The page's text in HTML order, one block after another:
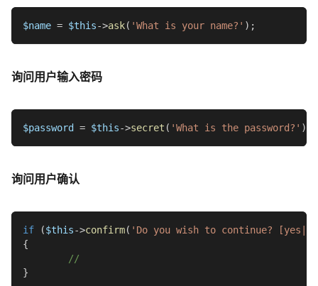
$name = $this->ask( 'What is your name?' ) ;
询问用户输入密码
$password = $this->secret ( 'What is the password?' )
询问用户确认
if ($this->confirm( 'Do you wish to continue?
{
//
}